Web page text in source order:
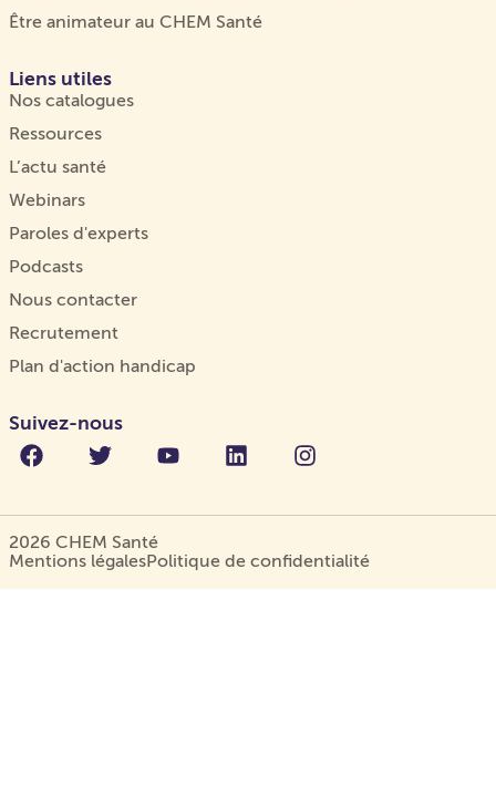
Être animateur au CHEM Santé
Liens utiles
Nos catalogues
Ressources
L’actu santé
Webinars
Paroles d'experts
Podcasts
Nous contacter
Recrutement
Plan d'action handicap
Suivez-nous
2026 CHEM Santé
Mentions légalesPolitique de confidentialité